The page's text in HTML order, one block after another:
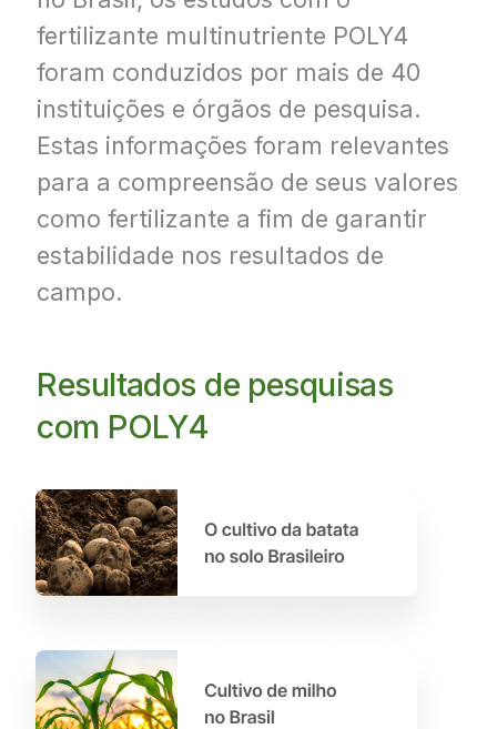
fertilizante multinutriente POLY4
foram conduzidos por mais de 40
instituições e órgãos de pesquisa.
Estas informações foram relevantes
para a compreensão de seus valores
como fertilizante a fim de garantir
estabilidade nos resultados de
campo.
Resultados de pesquisas
com POLY4